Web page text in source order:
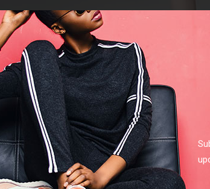
tiết đang là hottrend của mùa hè 2016 này và các